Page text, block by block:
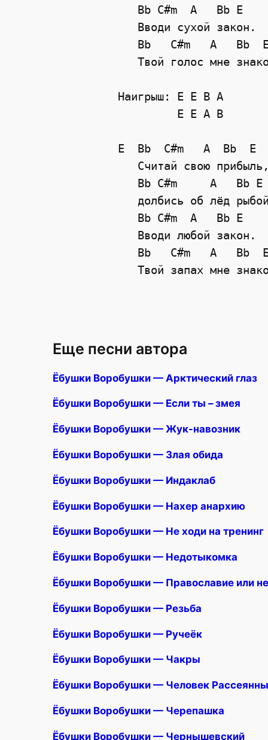
   Bb C#m  A   Bb E
   Вводи сухой закон.
Bb   C#m   A   Bb
Твой голос мне
Наигрыш: E E B A
         E E A B
E  Bb  C#m   A  Bb  E
Считай свою
   Bb C#m     A   Bb E
долбись об лёд
   Bb C#m  A   Bb E
   Вводи любой закон.
Bb   C#m   A   Bb
Еще песни автора
Ёбушки Воробушки — Арктический глаз
Ёбушки Воробушки — Если ты – змея
Ёбушки Воробушки — Жук-навозник
Ёбушки Воробушки — Злая обида
Ёбушки Воробушки — Индаклаб
Ёбушки Воробушки — Нахер анархию
Ёбушки Воробушки — Не ходи на тренинг
Ёбушки Воробушки — Недотыкомка
Ёбушки Воробушки — Православие или
Ёбушки Воробушки — Резьба
Ёбушки Воробушки — Ручеёк
Ёбушки Воробушки — Чакры
Ёбушки Воробушки — Человек
Ёбушки Воробушки — Черепашка
Ёбушки Воробушки — Чернышевский